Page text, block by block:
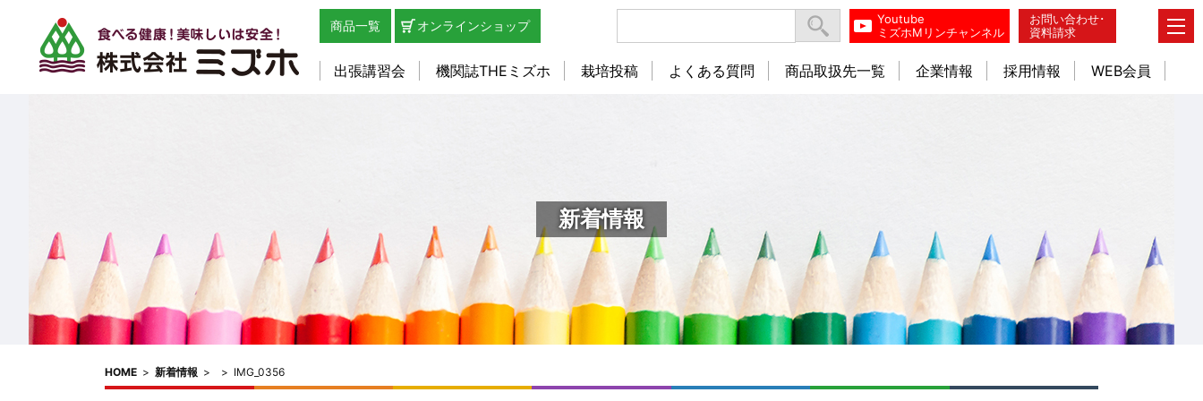
お問い合わせ･
資料請求
Youtube
ミズホMリンチャンネル
商品一覧 オンラインショップ
出張講習会 機関誌THEミズホ 栽培投稿 よくある質問 商品取扱先一覧 企業情報 採用情報 WEB会員
新着情報
HOME > 新着情報 > > IMG_0356